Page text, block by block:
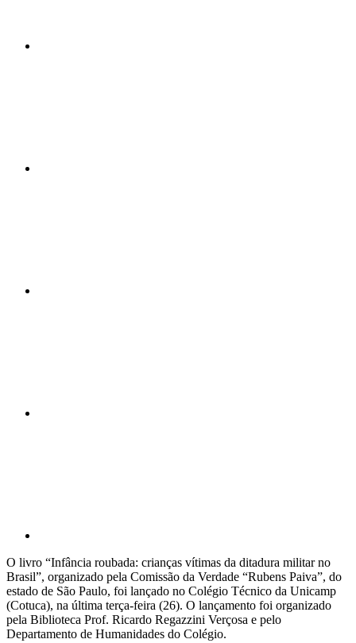
O livro “Infância roubada: crianças vítimas da ditadura militar no
Brasil”, organizado pela Comissão da Verdade “Rubens Paiva”, do
estado de São Paulo, foi lançado no Colégio Técnico da Unicamp
(Cotuca), na última terça-feira (26). O lançamento foi organizado
pela Biblioteca Prof. Ricardo Regazzini Verçosa e pelo
Departamento de Humanidades do Colégio.